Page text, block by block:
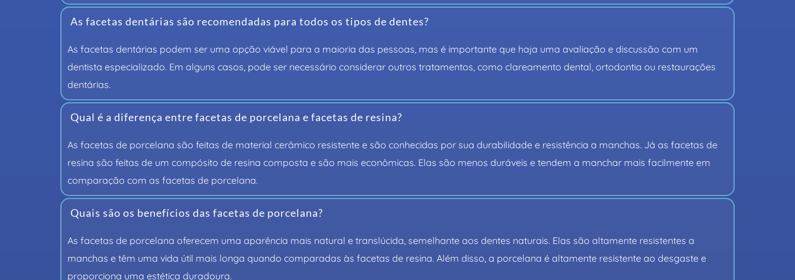
As facetas dentárias são recomendadas para todos os tipos de dentes?
As facetas dentárias podem ser uma opção viável para a maioria das pessoas, mas é importante que haja uma avaliação e discussão com um
dentista especializado. Em alguns casos, pode ser necessário considerar outros tratamentos, como clareamento dental, ortodontia ou restaurações
dentárias.
Qual é a diferença entre facetas de porcelana e facetas de resina?
As facetas de porcelana são feitas de material cerâmico resistente e são conhecidas por sua durabilidade e resistência a manchas. Já as facetas de
resina são feitas de um compósito de resina composta e são mais econômicas. Elas são menos duráveis ​​e tendem a manchar mais facilmente em
comparação com as facetas de porcelana.
Quais são os benefícios das facetas de porcelana?
As facetas de porcelana oferecem uma aparência mais natural e translúcida, semelhante aos dentes naturais. Elas são altamente resistentes a
manchas e têm uma vida útil mais longa quando comparadas às facetas de resina. Além disso, a porcelana é altamente resistente ao desgaste e
proporciona uma estética duradoura.